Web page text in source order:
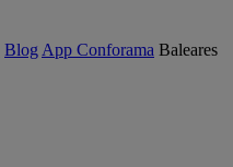
Blog App Conforama Baleares